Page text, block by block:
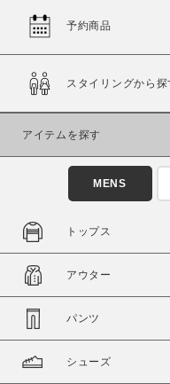
商品タイプ
通常商品
セール価格
在庫
在庫あり
予約商品
スタイリングから探
アイテムを探す
MENS
トップス
アウター
パンツ
シューズ